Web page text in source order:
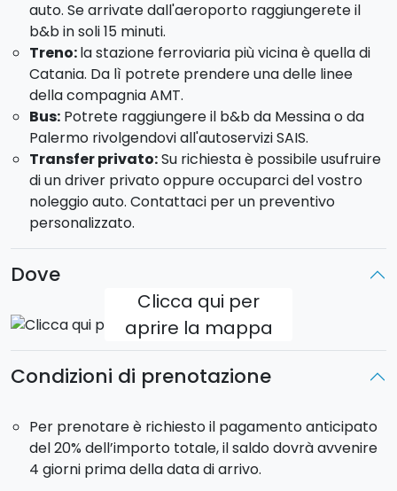
visiterete le vigne e la barricaia di una delle
cantine adagiate ai piedi dell'Etna. Degusterete il
vino prodotto in azienda accompagnato da
prodotti locali.
GIORNO 3
Colazione in b&b e giornata libera.
Ecco alcuni dei nostri suggerimenti su come
trascorrere questo giorno di relax:
Visita guidata di Ragusa e Modica
Visita di un frantoio a Siracusa
Escursione in barca a vela lungo la riviera dei
Ciclopi.
Colazione in b&b.
Tour sull'Etna in fuoristrada di mezza
dopo il pick-in b&b, a bordo del
fuoristrada andrete alla scoperta di antiche colate
laviche, grotte e visiterete la maestosa Valle del
Bove insieme ad una guida naturalistica esperta.
GIORNO 5
auto. Se arrivate dall'aeroporto raggiungerete il
b&b in soli 15 minuti.
Treno:la stazione ferroviaria più vicina è quella di
Catania. Da lì potrete prendere una delle linee
della compagnia AMT.
Bus:Potrete raggiungere il b&b da Messina o da
Palermo rivolgendovi all'autoservizi SAIS.
Transfer privato:Su richiesta è possibile usufruire
di un driver privato oppure occuparci del vostro
noleggio auto. Contattaci per un preventivo
personalizzato.
Dove
Clicca qui per
aprire la mappa
Condizioni di prenotazione
Per prenotare è richiesto il pagamento anticipato
del 20% dell’importo totale, il saldo dovrà avvenire
4 giorni prima della data di arrivo.